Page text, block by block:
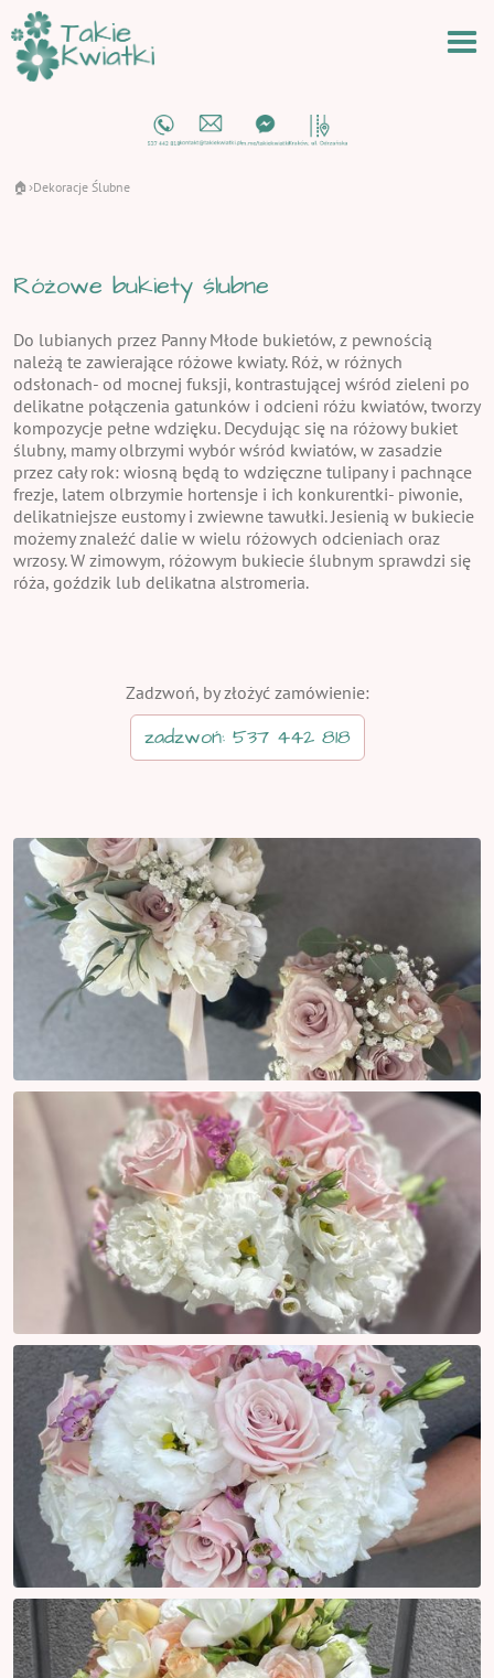
🏠 ›Dekoracje Ślubne
Różowe bukiety ślubne
Do lubianych przez Panny Młode bukietów, z pewnością
należą te zawierające różowe kwiaty. Róż, w różnych
odsłonach- od mocnej fuksji, kontrastującej wśród zieleni po
delikatne połączenia gatunków i odcieni różu kwiatów, tworzy
kompozycje pełne wdzięku. Decydując się na różowy bukiet
ślubny, mamy olbrzymi wybór wśród kwiatów, w zasadzie
przez cały rok: wiosną będą to wdzięczne tulipany i pachnące
frezje, latem olbrzymie hortensje i ich konkurentki- piwonie,
delikatniejsze eustomy i zwiewne tawułki. Jesienią w bukiecie
możemy znaleźć dalie w wielu różowych odcieniach oraz
wrzosy. W zimowym, różowym bukiecie ślubnym sprawdzi się
róża, goździk lub delikatna alstromeria.
Zadzwoń, by złożyć zamówienie:
zadzwoń: 537 442 818